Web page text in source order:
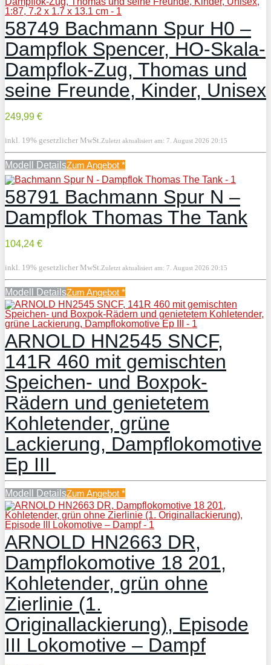
58749 Bachmann Spur H0 –
Dampflok Spencer, HO-Skala-
Dampflok-Zug, Thomas und
seine Freunde, Kinder, Unisex
249,99 €
inkl. 19% gesetzlicher MwSt. Zuletzt aktualisiert am: 7. August 2026 20:15
Modell DetailsZum Angebot *
58791 Bachmann Spur N –
Dampflok Thomas The Tank
104,24 €
inkl. 19% gesetzlicher MwSt. Zuletzt aktualisiert am: 7. August 2026 20:15
Modell DetailsZum Angebot *
ARNOLD HN2545 SNCF,
141R 460 mit gemischten
Speichen- und Boxpok-
Rädern und genietetem
Kohletender, grüne
Lackierung, Dampflokomotive
Ep III
Modell DetailsZum Angebot *
ARNOLD HN2663 DR,
Dampflokomotive 18 201,
Kohletender, grün ohne
Zierlinie (1.
Originallackierung), Episode
III Lokomotive – Dampf